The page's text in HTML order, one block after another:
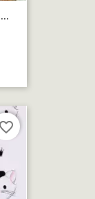
favorite_border